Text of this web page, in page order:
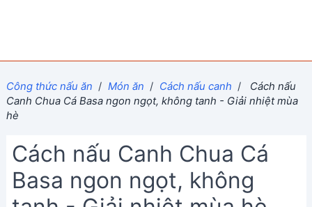
Công thức nấu ăn / Món ăn / Cách nấu canh /
Cách nấu
Canh Chua Cá Basa ngon ngọt, không tanh - Giải nhiệt mùa
hè
Cách nấu Canh Chua Cá
Basa ngon ngọt, không